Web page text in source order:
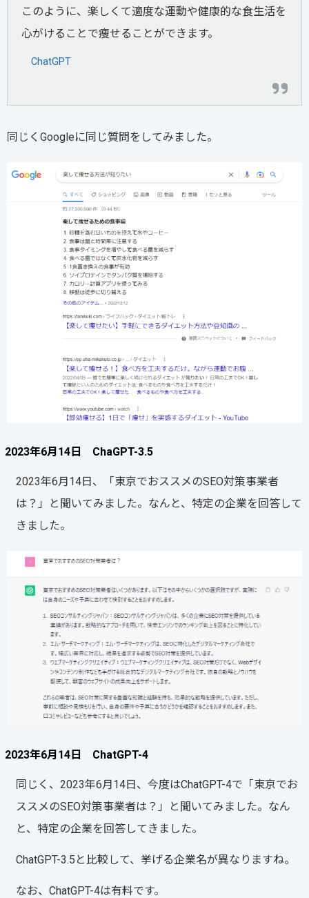
このように、楽しくて適度な運動や健康的な食生活を
心がけることで痩せることができます。
ChatGPT
同じくGoogleに同じ質問をしてみました。
2023年6月14日 ChaGPT-3.5
2023年6月14日、「東京でおススメのSEO対策事業者
は？」と聞いてみました。なんと、特定の企業を回答して
きました。
2023年6月14日 ChatGPT-4
同じく、2023年6月14日、今度はChatGPT-4で「東京でお
ススメのSEO対策事業者は？」と聞いてみました。なん
と、特定の企業を回答してきました。
ChatGPT-3.5と比較して、挙げる企業名が異なりますね。
なお、ChatGPT-4は有料です。